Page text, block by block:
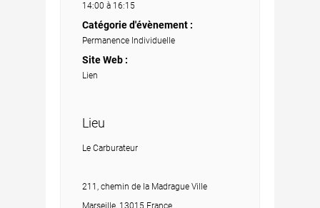
14:00 à 16:15
Catégorie d'évènement :
Permanence Individuelle
Site Web :
Lien
Lieu
Le Carburateur
211, chemin de la Madrague Ville